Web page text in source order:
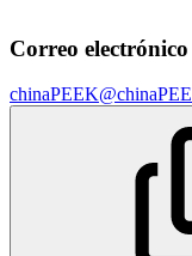
Correo electrónico